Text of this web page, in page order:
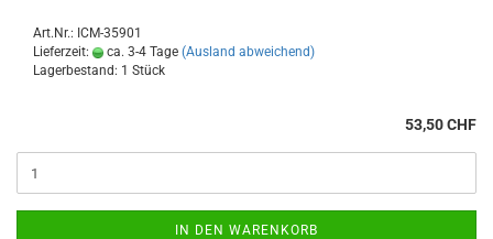
Art.Nr.: ICM-35901
Lieferzeit:
ca. 3-4 Tage (Ausland abweichend)
Lagerbestand: 1 Stück
53,50 CHF
IN DEN WARENKORB